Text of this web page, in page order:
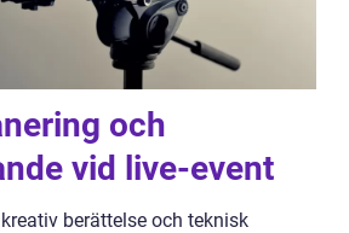
och
vid live-event
berättelse och teknisk